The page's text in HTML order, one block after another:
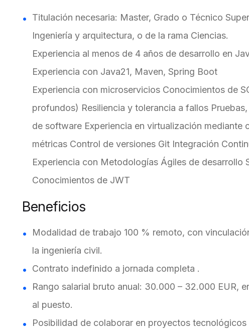
Titulación necesaria: Master, Grado o Técnico
Ingeniería y arquitectura, o de la rama Ciencias.
Experiencia al menos de 4 años de desarrollo en
Experiencia con Java21, Maven, Spring Boot
Experiencia con microservicios Conocimientos de
profundos) Resiliencia y tolerancia a fallos
de software Experiencia en virtualización
métricas Control de versiones Git Integración
Experiencia con Metodologías Ágiles de desarrollo
Conocimientos de JWT
Beneficios
Modalidad de trabajo 100 % remoto, con
la ingeniería civil.
Contrato indefinido a jornada completa .
Rango salarial bruto anual: 30.000 – 32.000 EUR,
al puesto.
Posibilidad de colaborar en proyectos